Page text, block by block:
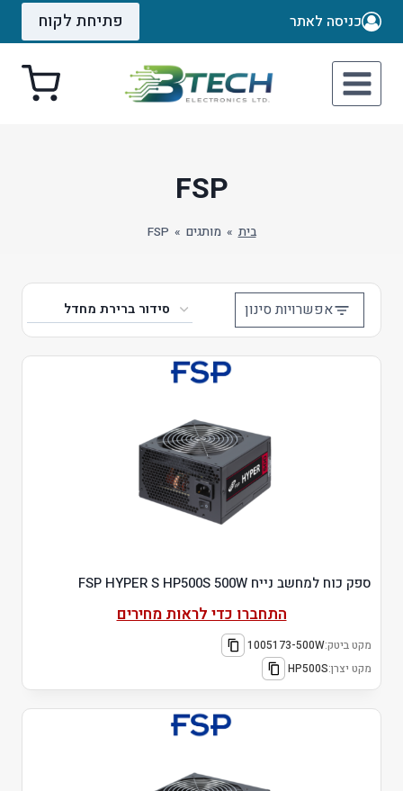
Skip
כניסה לאתר פתיחת לקוח
FSP
בית » מותגים »
FSP
אפשרויות סינון
ספק כוח למחשב נייח FSP HYPER S HP500S 500W
התחברו כדי לראות מחירים
מקט ביטק:1005173-500W
מקט יצרן:HP500S